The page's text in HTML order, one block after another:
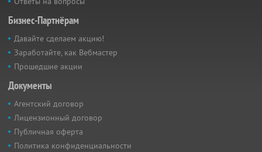
Бизнес-Партнёрам
Давайте сделаем акцию!
Заработайте, как Вебмастер
Прошедшие акции
Документы
Агентский договор
Лицензионный договор
Публичная оферта
Политика конфиденциальности